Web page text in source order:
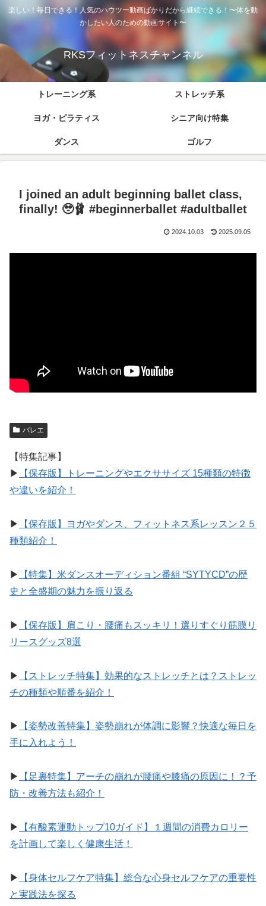
楽しい！毎日できる！人気のハウツー動画ばかりだから継続できる！〜体を動
かしたい人のための動画サイト〜
RKSフィットネスチャンネル
トレーニング系 ストレッチ系
ヨガ・ピラティス シニア向け特集
ダンス ゴルフ
I joined an adult beginning ballet class,
finally! 🥹🩰 #beginnerballet #adultballet
2024.10.03 2025.09.05
バレエ
【特集記事】
▶︎
【保存版】トレーニングやエクササイズ 15種類の特徴
や違いを紹介！
▶︎
【保存版】ヨガやダンス、フィットネス系レッスン２５
種類紹介！
▶︎
【特集】米ダンスオーディション番組 “SYTYCD”の歴
史と全盛期の魅力を振り返る
▶︎
【保存版】肩こり・腰痛もスッキリ！選りすぐり筋膜リ
リースグッズ8選
▶︎
【ストレッチ特集】効果的なストレッチとは？ストレッ
チの種類や順番を紹介！
▶︎
【姿勢改善特集】姿勢崩れが体調に影響？快適な毎日を
手に入れよう！
▶︎
【足裏特集】アーチの崩れが腰痛や膝痛の原因に！？予
防・改善方法も紹介！
▶︎
【有酸素運動トップ10ガイド】１週間の消費カロリー
を計画して楽しく健康生活！
▶︎
【身体セルフケア特集】総合な心身セルフケアの重要性
と実践法を探る